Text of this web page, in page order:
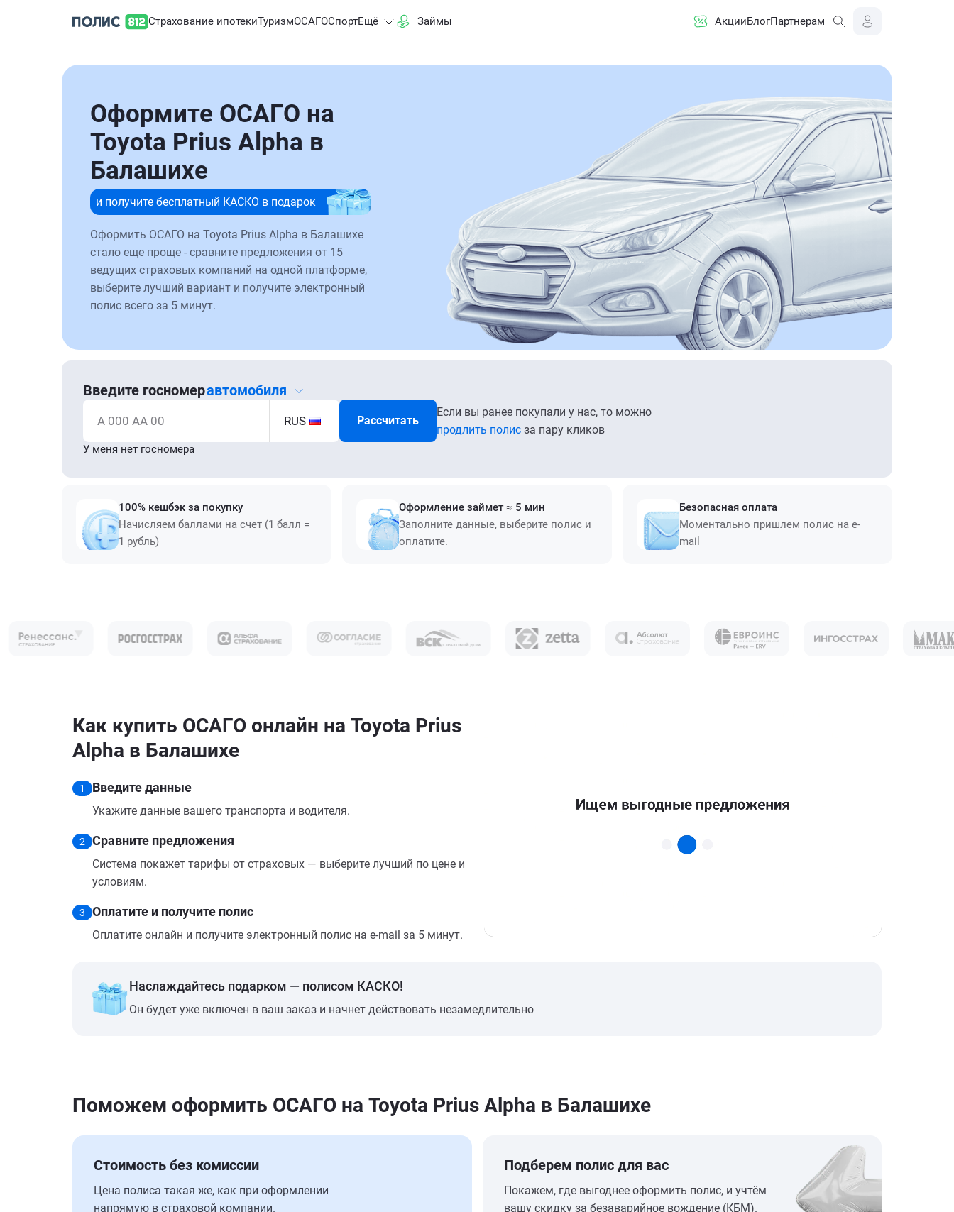
Страхование ипотекиТуризмОСАГОСпортЕщё Займы АкцииБлогПартнерам
Оформите ОСАГО на
Toyota Prius Alpha в
Балашихе
и получите бесплатный КАСКО в подарок
Оформить ОСАГО на Toyota Prius Alpha в Балашихе
стало еще проще - сравните предложения от 15
ведущих страховых компаний на одной платформе,
выберите лучший вариант и получите электронный
полис всего за 5 минут.
Введите госномеравтомобиля
А 000 АА 00 RUS Рассчитать
Если вы ранее покупали у нас, то можно
продлить полис за пару кликов
У меня нет госномера
100% кешбэк за покупку
Начисляем баллами на счет (1 балл =
1 рубль)
Оформление займет ≈ 5 мин
Заполните данные, выберите полис и
оплатите.
Безопасная оплата
Моментально пришлем полис на e-
mail
Как купить ОСАГО онлайн на Toyota Prius
Alpha в Балашихе
1 Введите данные
Укажите данные вашего транспорта и водителя.
2 Сравните предложения
Система покажет тарифы от страховых — выберите лучший по цене и
условиям.
3 Оплатите и получите полис
Оплатите онлайн и получите электронный полис на e-mail за 5 минут.
Наслаждайтесь подарком — полисом КАСКО!
Он будет уже включен в ваш заказ и начнет действовать незамедлительно
Поможем оформить ОСАГО на Toyota Prius Alpha в Балашихе
Стоимость без комиссии
Цена полиса такая же, как при оформлении
напрямую в страховой компании.
Подберем полис для вас
Покажем, где выгоднее оформить полис, и учтём
вашу скидку за безаварийное вождение (КБМ).